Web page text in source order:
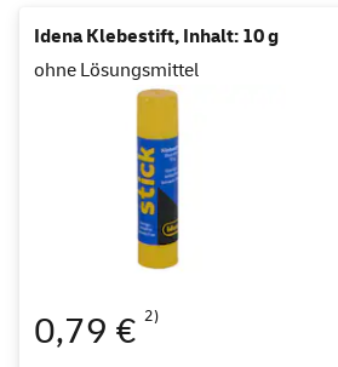
Idena Klebestift, Inhalt: 10 g
ohne Lösungsmittel
0,79 € 2)